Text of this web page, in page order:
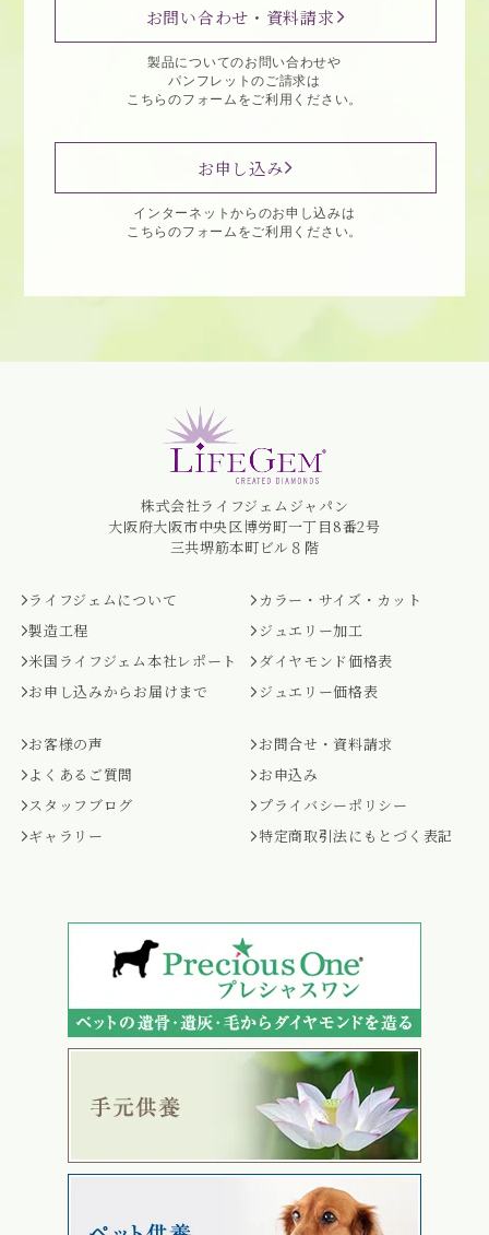
お問い合わせ・資料請求
製品についてのお問い合わせや
パンフレットのご請求は
こちらのフォームをご利用ください。
お申し込み
インターネットからのお申し込みは
こちらのフォームをご利用ください。
株式会社ライフジェムジャパン
大阪府大阪市中央区博労町一丁目8番2号
三共堺筋本町ビル８階
ライフジェムについて
製造工程
米国ライフジェム本社レポート
お申し込みからお届けまで
カラー・サイズ・カット
ジュエリー加工
ダイヤモンド価格表
ジュエリー価格表
お客様の声
よくあるご質問
スタッフブログ
ギャラリー
お問合せ・資料請求
お申込み
プライバシーポリシー
特定商取引法にもとづく表記